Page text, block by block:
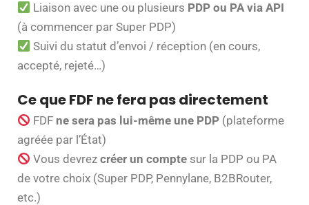
Liaison avec une ou plusieurs PDP ou PA via API
(à commencer par Super PDP)
Suivi du statut d’envoi / réception (en cours,
accepté, rejeté…)
Ce que FDF ne fera pas directement
FDF ne sera pas lui-même une PDP (plateforme
agréée par l’État)
Vous devrezcréer un compte sur la PDP ou PA
de votre choix (Super PDP, Pennylane, B2BRouter,
etc.)